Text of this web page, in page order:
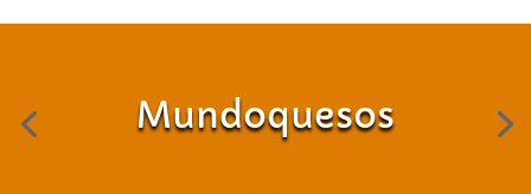
Mundoquesos